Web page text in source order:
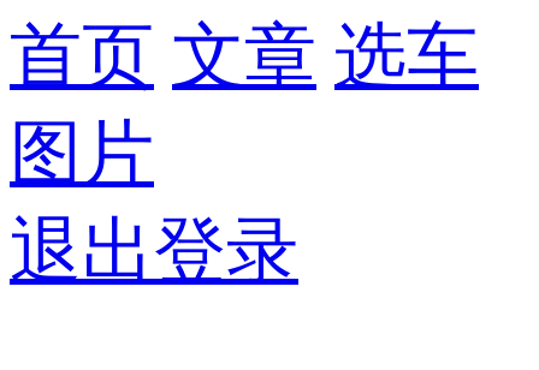
首页 文章 选车
图片
退出登录